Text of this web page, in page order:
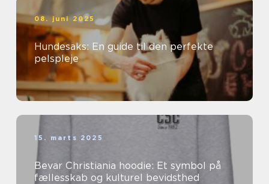
08. juni 2025
Hundesaks: En guide til den perfekte
pelspleje
15. marts 2025
Bevar Christiania hoodie: Et symbol på
fællesskab og kulturel bevidsthed